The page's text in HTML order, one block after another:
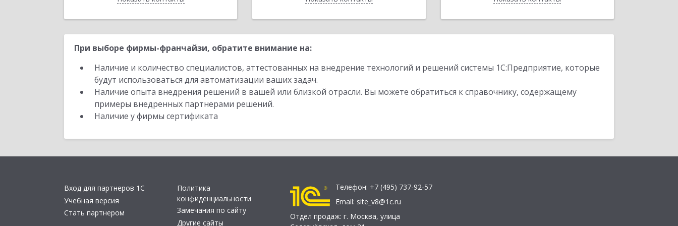
При выборе фирмы-франчайзи, обратите внимание на:
Наличие и количество специалистов, аттестованных на внедрение технологий и решений системы 1С:Предприятие, которые
будут использоваться для автоматизации ваших задач.
Наличие опыта внедрения решений в вашей или близкой отрасли. Вы можете обратиться к справочнику, содержащему
примеры внедренных партнерами решений.
Наличие у фирмы сертификата
Вход для партнеров 1С
Учебная версия
Стать партнером
Политика
конфиденциальности
Замечания по сайту
Другие сайты
Телефон: +7 (495) 737-92-57
Email: site_v8@1c.ru
Отдел продаж: г. Москва, улица